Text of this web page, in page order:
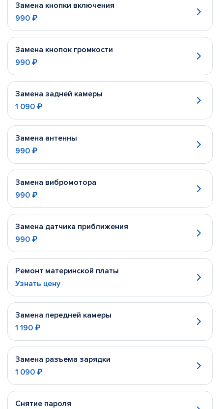
Замена кнопки включения
990 ₽
Замена кнопок громкости
990 ₽
Замена задней камеры
1 090 ₽
Замена антенны
990 ₽
Замена вибромотора
990 ₽
Замена датчика приближения
990 ₽
Ремонт материнской платы
Узнать цену
Замена передней камеры
1 190 ₽
Замена разъема зарядки
1 090 ₽
Снятие пароля